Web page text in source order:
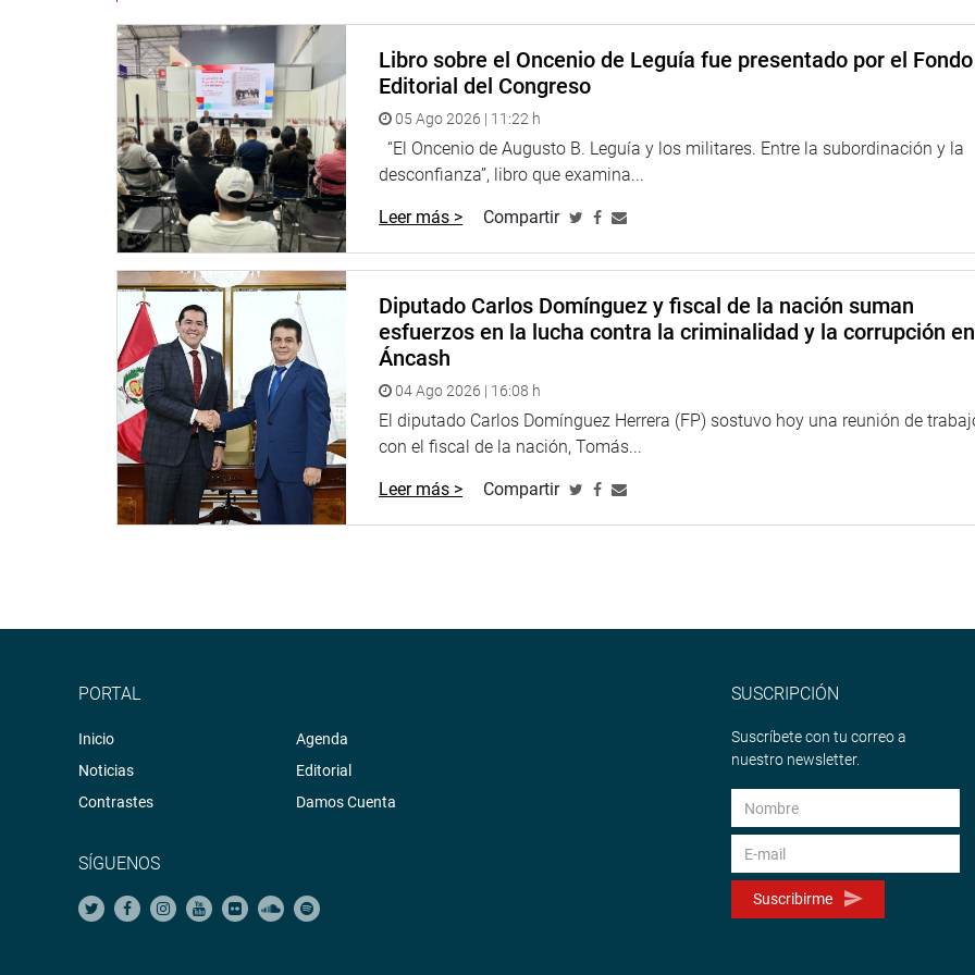
Libro sobre el Oncenio de Leguía fue presentado por el Fondo
Editorial del Congreso
05 Ago 2026 | 11:22 h
“El Oncenio de Augusto B. Leguía y los militares. Entre la subordinación y la
desconfianza”, libro que examina...
Leer más > Compartir
Diputado Carlos Domínguez y fiscal de la nación suman
esfuerzos en la lucha contra la criminalidad y la corrupción en
Áncash
04 Ago 2026 | 16:08 h
El diputado Carlos Domínguez Herrera (FP) sostuvo hoy una reunión de
con el fiscal de la nación, Tomás...
Leer más > Compartir
PORTAL
Inicio
Noticias
Contrastes
Agenda
Editorial
Damos Cuenta
SÍGUENOS
SUSCRIPCIÓN
Suscríbete con tu correo a
nuestro newsletter.
Suscribirme